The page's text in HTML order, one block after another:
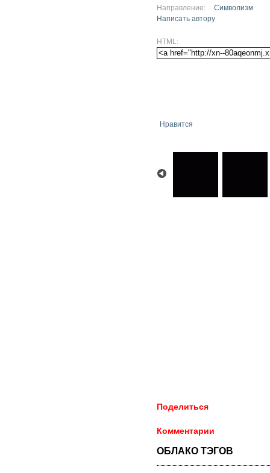
Направление:
Символизм
Написать автору
HTML:
Нравится
Поделиться
Комментарии
ОБЛАКО ТЭГОВ